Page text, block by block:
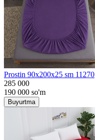
Prostin 90x200x25 sm 11270
285 000
190 000 so'm
Buyurtma